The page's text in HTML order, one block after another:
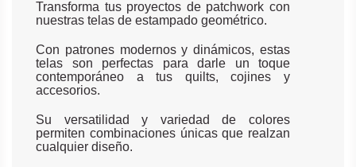
Transforma tus proyectos de patchwork con
nuestras telas de estampado geométrico.
Con patrones modernos y dinámicos, estas
telas son perfectas para darle un toque
contemporáneo a tus quilts, cojines y
accesorios.
Su versatilidad y variedad de colores
permiten combinaciones únicas que realzan
cualquier diseño.